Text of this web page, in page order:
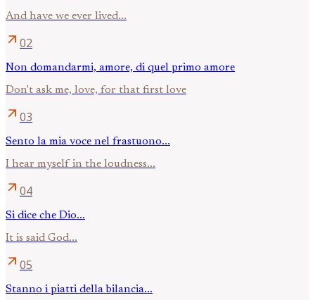
And have we ever lived...
arrow_outward 02
Non domandarmi, amore, di quel primo amore
Don't ask me, love, for that first love
arrow_outward 03
Sento la mia voce nel frastuono...
I hear myself in the loudness...
arrow_outward 04
Si dice che Dio...
It is said God...
arrow_outward 05
Stanno i piatti della bilancia...